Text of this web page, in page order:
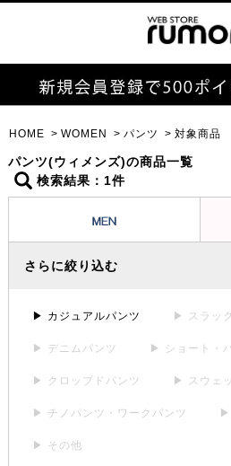
HOME WOMEN パンツ 対象商品
パンツ(ウィメンズ)の商品一覧
検索結果：1件
さらに絞り込む
▶ カジュアルパンツ ▶ スラッ
▶ デニムパンツ ▶ ショート・
▶ クロップドパンツ ▶ スウェ
▶ チノパンツ・ワークパンツ ▶
▶ その他